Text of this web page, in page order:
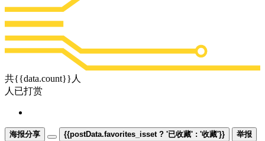
共{{data.count}}人
人已打赏
海报分享 {{postData.favorites_isset ? '已收藏' : '收藏'}} 举报